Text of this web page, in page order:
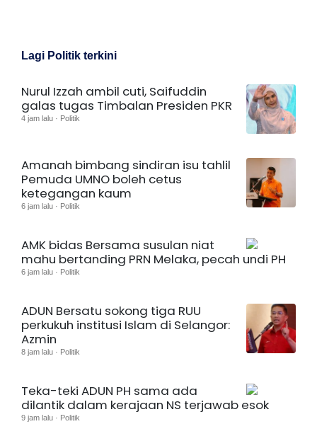
Lagi Politik terkini
Nurul Izzah ambil cuti, Saifuddin
galas tugas Timbalan Presiden PKR
4 jam lalu · Politik
Amanah bimbang sindiran isu tahlil
Pemuda UMNO boleh cetus
ketegangan kaum
6 jam lalu · Politik
AMK bidas Bersama susulan niat
mahu bertanding PRN Melaka, pecah undi PH
6 jam lalu · Politik
ADUN Bersatu sokong tiga RUU
perkukuh institusi Islam di Selangor:
Azmin
8 jam lalu · Politik
Teka-teki ADUN PH sama ada
dilantik dalam kerajaan NS terjawab esok
9 jam lalu · Politik